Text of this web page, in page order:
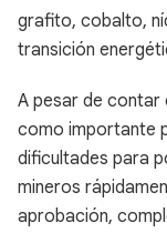
grafito, cobalto,
transición
A pesar de contar
como importante
dificultades para
mineros
aprobación,